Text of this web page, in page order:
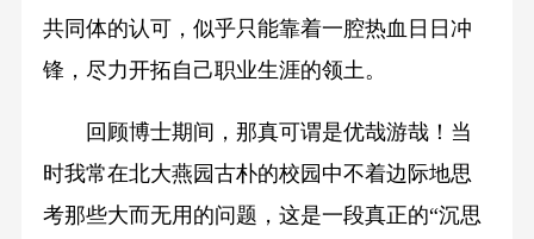
共同体的认可，似乎只能靠着一腔热血日日冲
锋，尽力开拓自己职业生涯的领土。
回顾博士期间，那真可谓是优哉游哉！当
时我常在北大燕园古朴的校园中不着边际地思
考那些大而无用的问题，这是一段真正的“沉思